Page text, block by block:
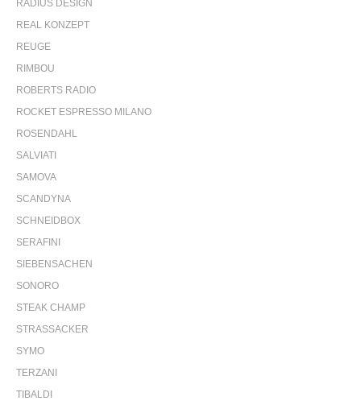
RADIUS DESIGN
REAL KONZEPT
REUGE
RIMBOU
ROBERTS RADIO
ROCKET ESPRESSO MILANO
ROSENDAHL
SALVIATI
SAMOVA
SCANDYNA
SCHNEIDBOX
SERAFINI
SIEBENSACHEN
SONORO
STEAK CHAMP
STRASSACKER
SYMO
TERZANI
TIBALDI